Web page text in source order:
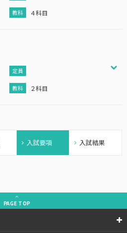
４科目
２科目
入試要項 入試結果
PAGE TOP